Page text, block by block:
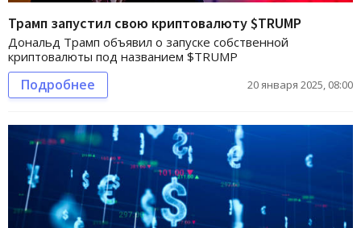
Трамп запустил свою криптовалюту $TRUMP
Дональд Трамп объявил о запуске собственной
криптовалюты под названием $TRUMP
Подробнее 20 января 2025, 08:00